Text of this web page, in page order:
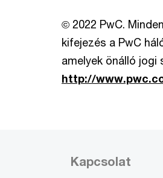
© 2022 PwC.
kifejezés a PwC
amelyek önálló jogi
http://
Kapcsolat